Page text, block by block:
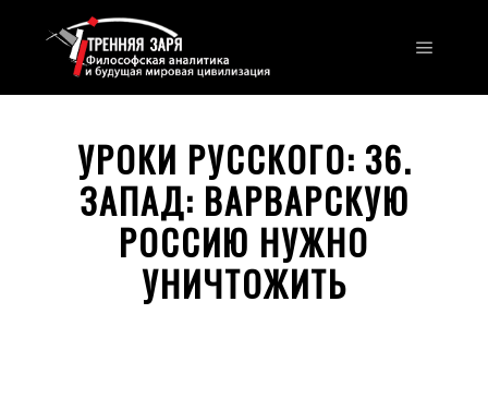
УРОКИ РУССКОГО: 36.
ЗАПАД: ВАРВАРСКУЮ
РОССИЮ НУЖНО
УНИЧТОЖИТЬ